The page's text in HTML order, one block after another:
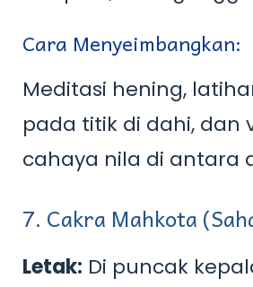
Cara Menyeimbangkan:
Meditasi hening,
pada titik di dahi, dan
cahaya nila di antara
7. Cakra Mahkota
Letak: Di puncak